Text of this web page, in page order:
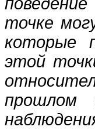
точке
которые
этой
прошлом